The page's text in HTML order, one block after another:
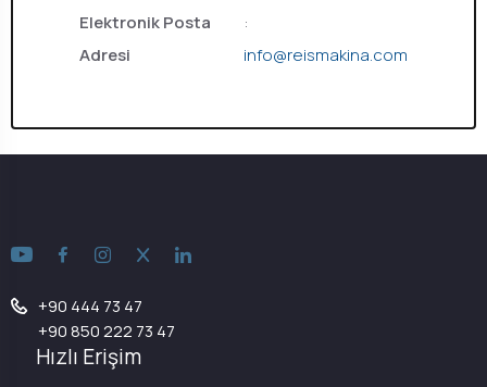
Elektronik Posta
Adresi
:
info@reismakina.com
+90 444 73 47
+90 850 222 73 47
Hızlı Erişim